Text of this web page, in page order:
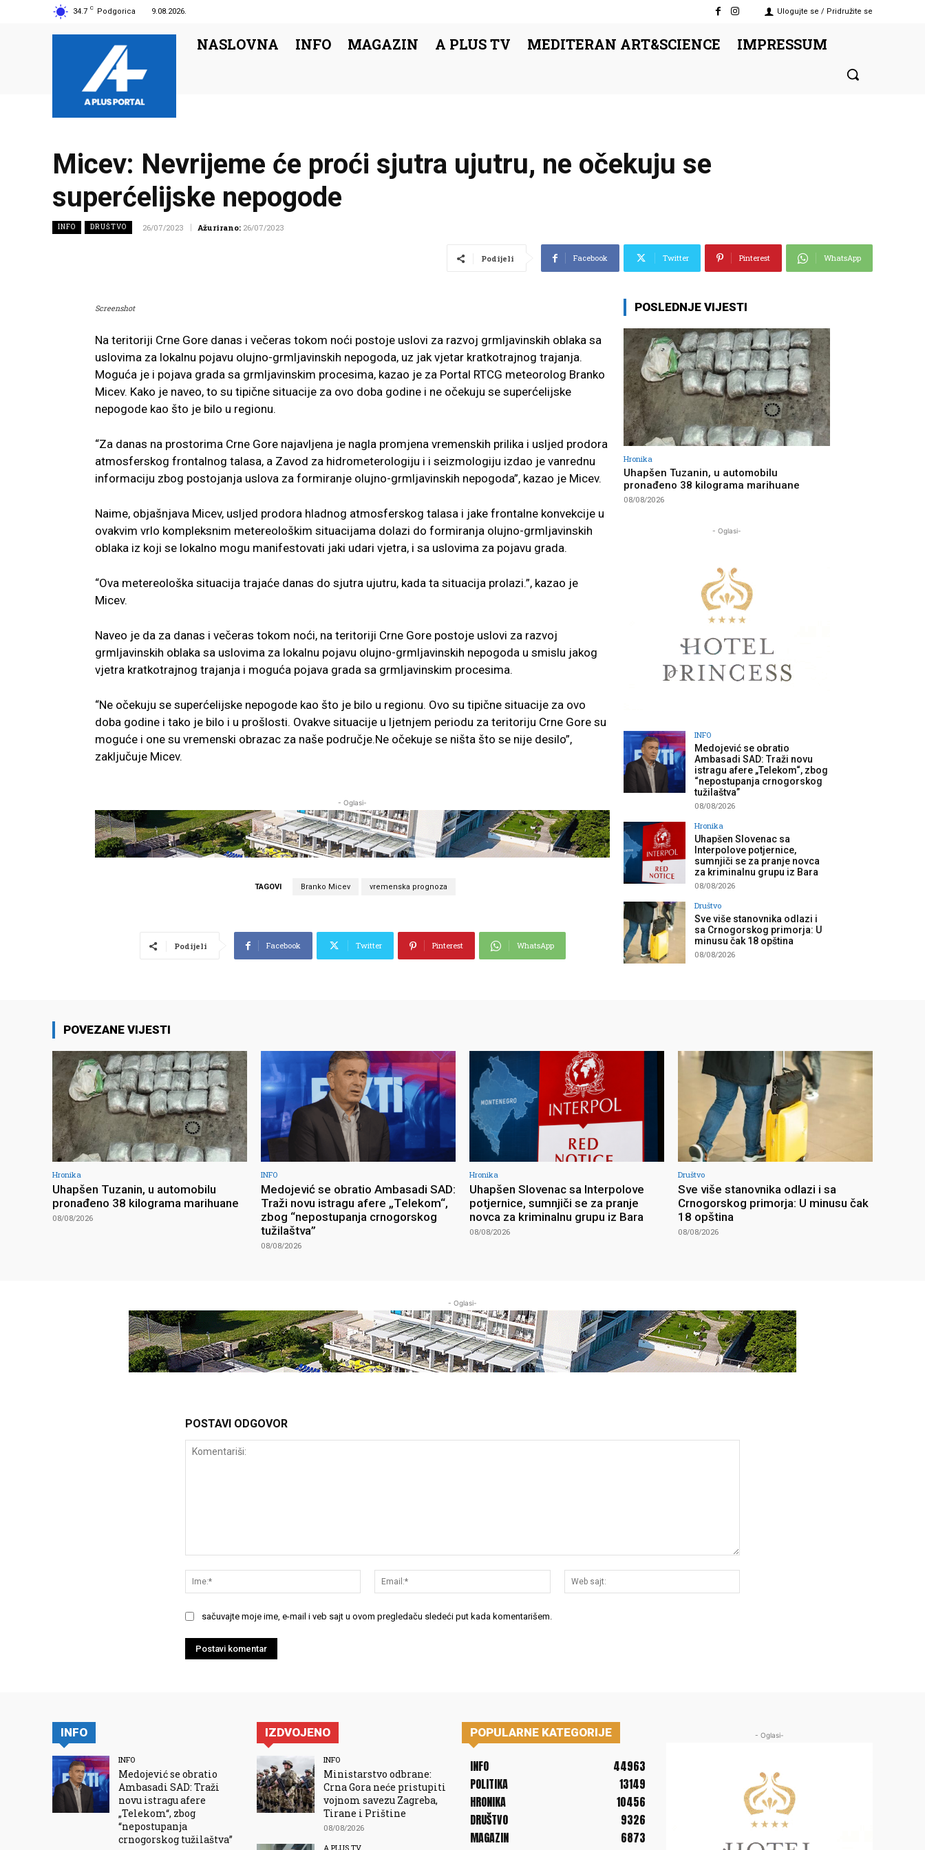
34.7 C Podgorica 9.08.2026. Ulogujte se / Pridružite se
NASLOVNA INFO MAGAZIN A PLUS TV MEDITERAN ART&SCIENCE IMPRESSUM
Micev: Nevrijeme će proći sjutra ujutru, ne očekuju se
superćelijske nepogode
INFO DRUŠTVO 26/07/2023 Ažurirano: 26/07/2023
Podijeli Facebook Twitter Pinterest WhatsApp
Screenshot
Na teritoriji Crne Gore danas i večeras tokom noći postoje uslovi za razvoj grmljavinskih oblaka sa
uslovima za lokalnu pojavu olujno-grmljavinskih nepogoda, uz jak vjetar kratkotrajnog trajanja.
Moguća je i pojava grada sa grmljavinskim procesima, kazao je za Portal RTCG meteorolog Branko
Micev. Kako je naveo, to su tipične situacije za ovo doba godine i ne očekuju se superćelijske
nepogode kao što je bilo u regionu.
“Za danas na prostorima Crne Gore najavljena je nagla promjena vremenskih prilika i usljed prodora
atmosferskog frontalnog talasa, a Zavod za hidrometerologiju i i seizmologiju izdao je vanrednu
informaciju zbog postojanja uslova za formiranje olujno-grmljavinskih nepogoda”, kazao je Micev.
Naime, objašnjava Micev, usljed prodora hladnog atmosferskog talasa i jake frontalne konvekcije u
ovakvim vrlo kompleksnim metereološkim situacijama dolazi do formiranja olujno-grmljavinskih
oblaka iz koji se lokalno mogu manifestovati jaki udari vjetra, i sa uslovima za pojavu grada.
“Ova metereološka situacija trajaće danas do sjutra ujutru, kada ta situacija prolazi.”, kazao je
Micev.
Naveo je da za danas i večeras tokom noći, na teritoriji Crne Gore postoje uslovi za razvoj
grmljavinskih oblaka sa uslovima za lokalnu pojavu olujno-grmljavinskih nepogoda u smislu jakog
vjetra kratkotrajnog trajanja i moguća pojava grada sa grmljavinskim procesima.
“Ne očekuju se superćelijske nepogode kao što je bilo u regionu. Ovo su tipične situacije za ovo
doba godine i tako je bilo i u prošlosti. Ovakve situacije u ljetnjem periodu za teritoriju Crne Gore su
moguće i one su vremenski obrazac za naše područje.Ne očekuje se ništa što se nije desilo”,
zaključuje Micev.
- Oglasi-
TAGOVI Branko Micev vremenska prognoza
Podijeli Facebook Twitter Pinterest WhatsApp
POSLEDNJE VIJESTI
Hronika
Uhapšen Tuzanin, u automobilu
pronađeno 38 kilograma marihuane
08/08/2026
- Oglasi-
INFO
Medojević se obratio
Ambasadi SAD: Traži novu
istragu afere „Telekom“, zbog
“nepostupanja crnogorskog
tužilaštva”
08/08/2026
Hronika
Uhapšen Slovenac sa
Interpolove potjernice,
sumnjiči se za pranje novca
za kriminalnu grupu iz Bara
08/08/2026
Društvo
Sve više stanovnika odlazi i
sa Crnogorskog primorja: U
minusu čak 18 opština
08/08/2026
POVEZANE VIJESTI
Hronika
Uhapšen Tuzanin, u automobilu
pronađeno 38 kilograma marihuane
08/08/2026
INFO
Medojević se obratio Ambasadi SAD:
Traži novu istragu afere „Telekom“,
zbog “nepostupanja crnogorskog
tužilaštva”
08/08/2026
Hronika
Uhapšen Slovenac sa Interpolove
potjernice, sumnjiči se za pranje
novca za kriminalnu grupu iz Bara
08/08/2026
Društvo
Sve više stanovnika odlazi i sa
Crnogorskog primorja: U minusu čak
18 opština
08/08/2026
- Oglasi-
POSTAVI ODGOVOR
Ime:*
Email:*
sajt:
sačuvajte moje ime, e-mail i veb sajt u ovom pregledaču sledeći put kada komentarišem.
INFO
INFO
Medojević se obratio
Ambasadi SAD: Traži
novu istragu afere
„Telekom“, zbog
“nepostupanja
crnogorskog tužilaštva”
IZDVOJENO
INFO
Ministarstvo odbrane:
Crna Gora neće pristupiti
vojnom savezu Zagreba,
Tirane i Prištine
08/08/2026
A PLUS TV
POPULARNE KATEGORIJE
INFO
44963
POLITIKA
13149
HRONIKA
10456
DRUŠTVO
9326
MAGAZIN
6873
- Oglasi-